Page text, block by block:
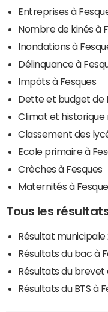
Entreprises à
Nombre de kinés à
Inondations à
Délinquance à
Impôts à Fesques
Dette et budget de
Climat et historique
Classement des
Ecole primaire à
Crèches à Fesques
Maternités à
Tous les
Résultat municipale
Résultats du bac à
Résultats du brevet
Résultats du BTS à